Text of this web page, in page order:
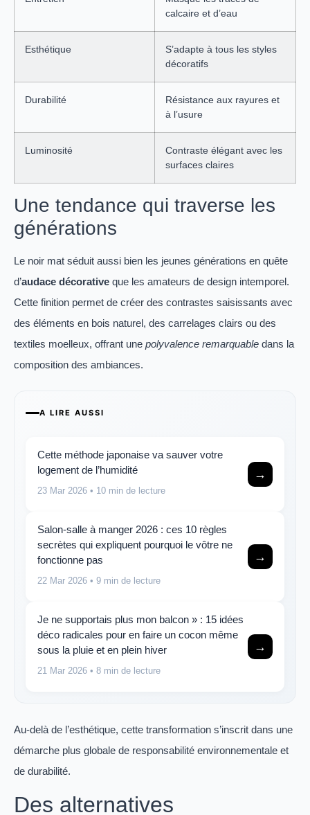
calcaire et d’eau
Esthétique
S’adapte à tous les styles
décoratifs
Durabilité
Résistance aux rayures et
à l’usure
Luminosité
Contraste élégant avec les
surfaces claires
Une tendance qui traverse les
générations
Le noir mat séduit aussi bien les jeunes générations en quête
d’audace décorative que les amateurs de design intemporel.
Cette finition permet de créer des contrastes saisissants avec
des éléments en bois naturel, des carrelages clairs ou des
textiles moelleux, offrant une polyvalence remarquable dans la
composition des ambiances.
A LIRE AUSSI
Cette méthode japonaise va sauver votre
logement de l’humidité
23 Mar 2026 • 10 min de lecture
→
Salon-salle à manger 2026 : ces 10 règles
secrètes qui expliquent pourquoi le vôtre ne
fonctionne pas
22 Mar 2026 • 9 min de lecture
→
Je ne supportais plus mon balcon » : 15 idées
déco radicales pour en faire un cocon même
sous la pluie et en plein hiver
21 Mar 2026 • 8 min de lecture
→
Au-delà de l’esthétique, cette transformation s’inscrit dans une
démarche plus globale de responsabilité environnementale et
de durabilité.
Des alternatives